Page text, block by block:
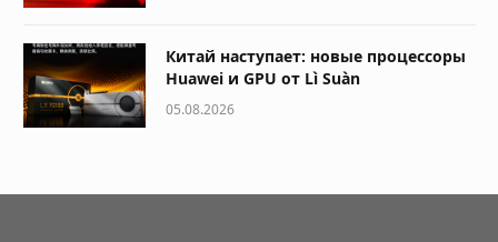
Китай наступает: новые процессоры
Huawei и GPU от Lì Suàn
05.08.2026